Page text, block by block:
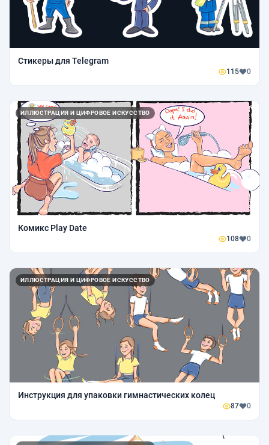
Стикеры для Telegram
115 0
ИЛЛЮСТРАЦИЯ И ЦИФРОВОЕ ИСКУССТВО
Комикс Play Date
108 0
ИЛЛЮСТРАЦИЯ И ЦИФРОВОЕ ИСКУССТВО
Инструкция для упаковки гимнастических колец
87 0